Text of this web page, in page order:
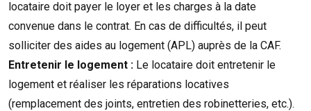
locataire doit payer le loyer et les charges à la date
convenue dans le contrat. En cas de difficultés, il peut
solliciter des aides au logement (APL) auprès de la CAF.
Entretenir le logement : Le locataire doit entretenir le
logement et réaliser les réparations locatives
(remplacement des joints, entretien des robinetteries, etc.).